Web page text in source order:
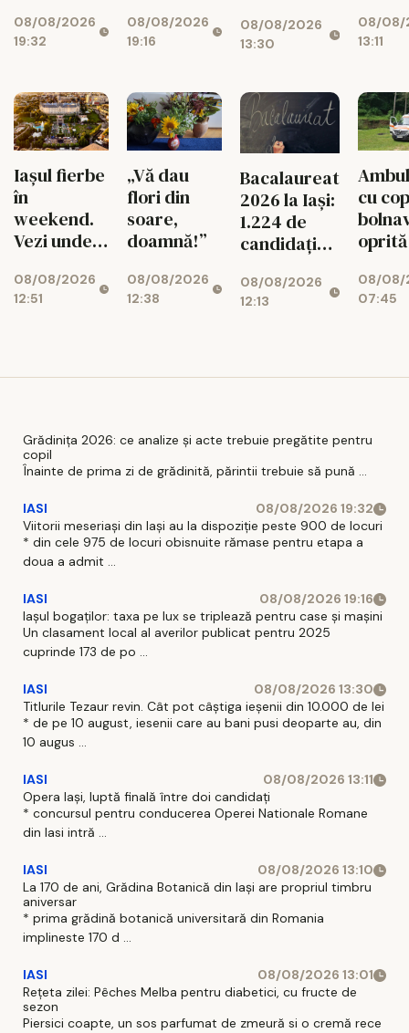
pregătite
pentru
08/08/2026
19:32
peste 900
de locuri
08/08/2026
19:16
și mașini
08/08/2026
13:30
lei
08/08/
13:11
Iașul fierbe
în
weekend.
Vezi unde
ieși pe 8 și 9
august
08/08/2026
12:51
„Vă dau
flori din
soare,
doamnă!”
08/08/2026
12:38
Bacalaureat
2026 la Iași:
1.224 de
candidați
examen
08/08/2026
12:13
cu
face
08/08/
07:45
Grădinița 2026: ce analize și acte trebuie pregătite pentru
copil
Înainte de prima zi de grădinită, părintii trebuie să pună ...
IASI
08/08/2026 19:32
Viitorii meseriași din Iași au la dispoziție peste 900 de locuri
* din cele 975 de locuri obisnuite rămase pentru etapa a
doua a admit ...
IASI
08/08/2026 19:16
Iașul bogaților: taxa pe lux se triplează pentru case și mașini
Un clasament local al averilor publicat pentru 2025
cuprinde 173 de po ...
IASI
08/08/2026 13:30
Titlurile Tezaur revin. Cât pot câștiga ieșenii din 10.000 de lei
* de pe 10 august, iesenii care au bani pusi deoparte au, din
10 augus ...
IASI
08/08/2026 13:11
Opera Iași, luptă finală între doi candidați
* concursul pentru conducerea Operei Nationale Romane
din Iasi intră ...
IASI
08/08/2026 13:10
La 170 de ani, Grădina Botanică din Iași are propriul timbru
aniversar
* prima grădină botanică universitară din Romania
implineste 170 d ...
IASI
08/08/2026 13:01
Rețeta zilei: Pêches Melba pentru diabetici, cu fructe de
sezon
Piersici coapte, un sos parfumat de zmeură si o cremă rece